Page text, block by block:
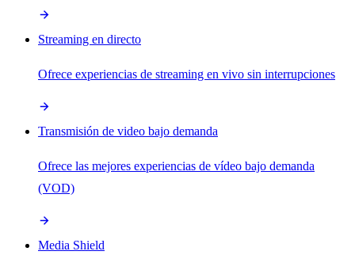
Streaming en directo
Ofrece experiencias de streaming en vivo sin interrupciones
Transmisión de video bajo demanda
Ofrece las mejores experiencias de vídeo bajo demanda
(VOD)
Media Shield